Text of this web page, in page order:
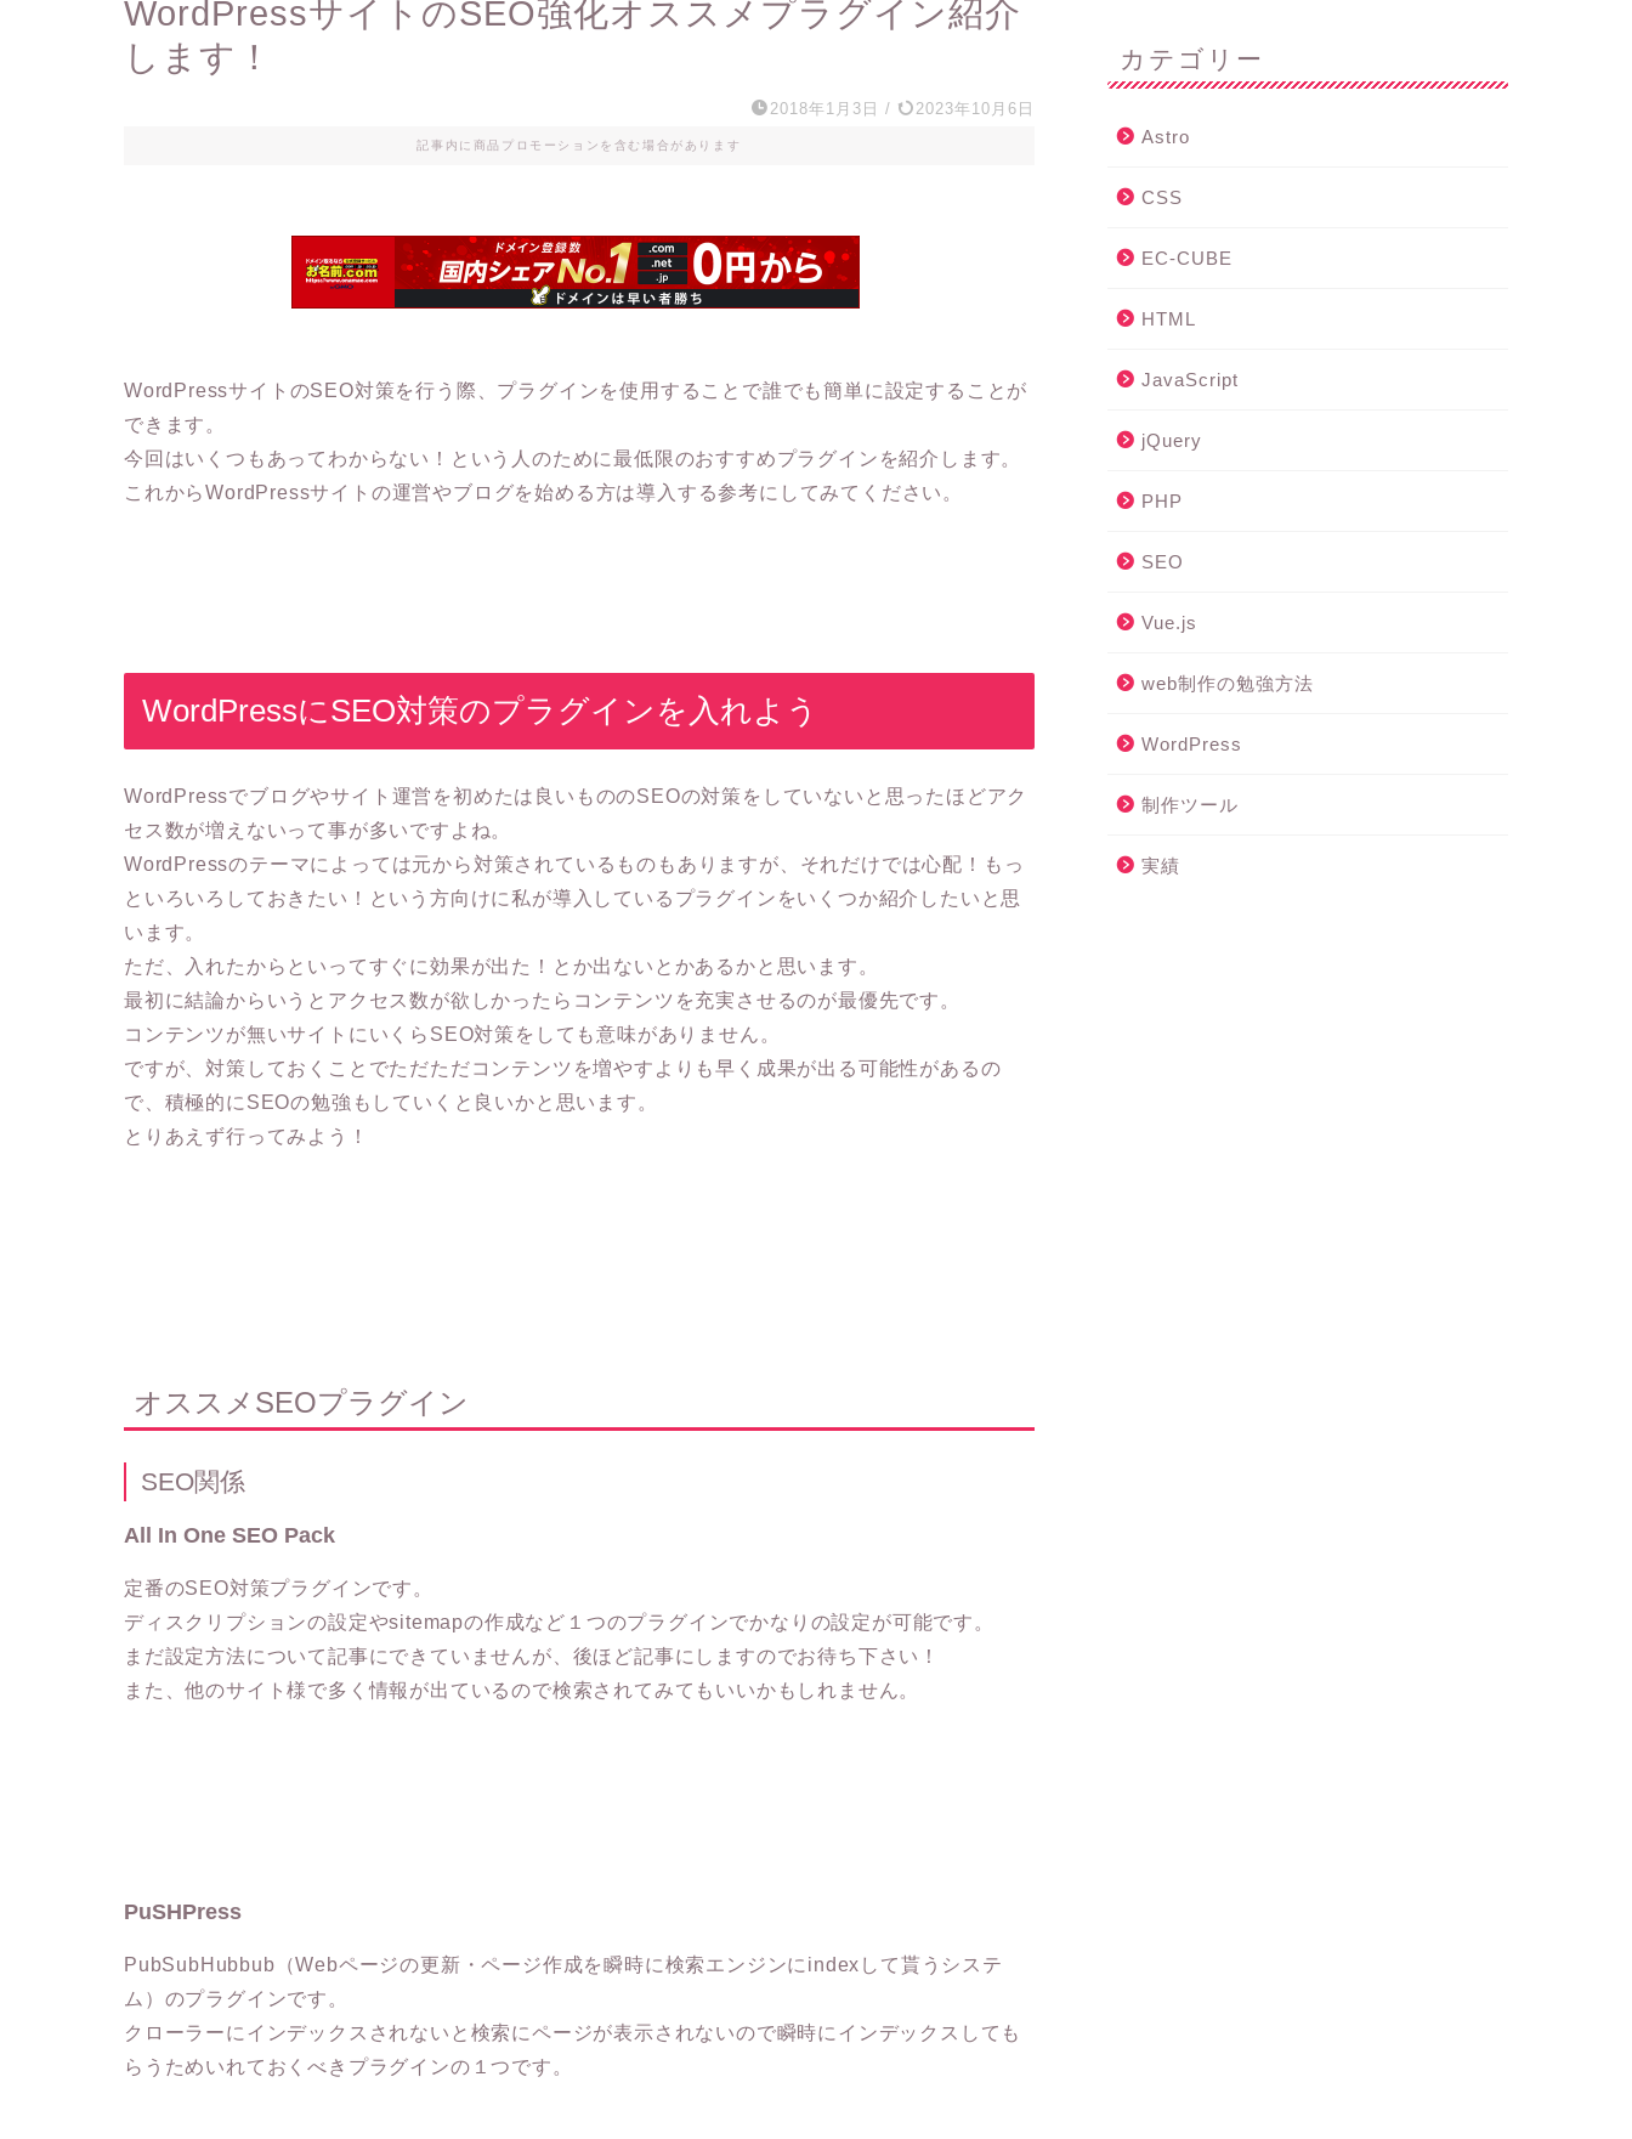
WordPressサイトのSEO強化オススメプラグイン紹介
します！
2018年1月3日 / 2023年10月6日
記事内に商品プロモーションを含む場合があります
WordPressサイトのSEO対策を行う際、プラグインを使用することで誰でも簡単に設定することが
できます。
今回はいくつもあってわからない！という人のために最低限のおすすめプラグインを紹介します。
これからWordPressサイトの運営やブログを始める方は導入する参考にしてみてください。
WordPressにSEO対策のプラグインを入れよう
WordPressでブログやサイト運営を初めたは良いもののSEOの対策をしていないと思ったほどアク
セス数が増えないって事が多いですよね。
WordPressのテーマによっては元から対策されているものもありますが、それだけでは心配！もっ
といろいろしておきたい！という方向けに私が導入しているプラグインをいくつか紹介したいと思
います。
ただ、入れたからといってすぐに効果が出た！とか出ないとかあるかと思います。
最初に結論からいうとアクセス数が欲しかったらコンテンツを充実させるのが最優先です。
コンテンツが無いサイトにいくらSEO対策をしても意味がありません。
ですが、対策しておくことでただただコンテンツを増やすよりも早く成果が出る可能性があるの
で、積極的にSEOの勉強もしていくと良いかと思います。
とりあえず行ってみよう！
オススメSEOプラグイン
SEO関係
All In One SEO Pack
定番のSEO対策プラグインです。
ディスクリプションの設定やsitemapの作成など１つのプラグインでかなりの設定が可能です。
まだ設定方法について記事にできていませんが、後ほど記事にしますのでお待ち下さい！
また、他のサイト様で多く情報が出ているので検索されてみてもいいかもしれません。
PuSHPress
PubSubHubbub（Webページの更新・ページ作成を瞬時に検索エンジンにindexして貰うシステ
ム）のプラグインです。
クローラーにインデックスされないと検索にページが表示されないので瞬時にインデックスしても
らうためいれておくべきプラグインの１つです。
カテゴリー
Astro
CSS
EC-CUBE
HTML
JavaScript
jQuery
PHP
SEO
Vue.js
web制作の勉強方法
WordPress
制作ツール
実績